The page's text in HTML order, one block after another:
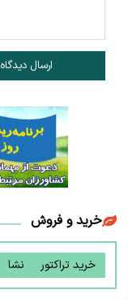
ارسال دیدگاه
خرید و فروش
خرید تراکتور نشا